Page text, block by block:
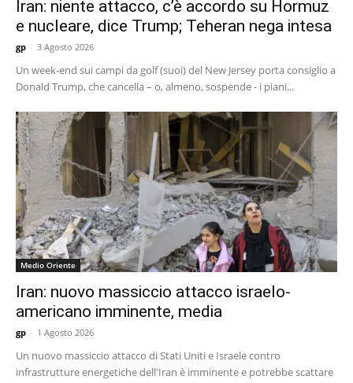
Iran: niente attacco, c’è accordo su Hormuz
e nucleare, dice Trump; Teheran nega intesa
gp - 3 Agosto 2026
Un week-end sui campi da golf (suoi) del New Jersey porta consiglio a
Donald Trump, che cancella – o, almeno, sospende - i piani...
Medio Oriente
Iran: nuovo massiccio attacco israelo-
americano imminente, media
gp - 1 Agosto 2026
Un nuovo massiccio attacco di Stati Uniti e Israele contro
infrastrutture energetiche dell'Iran è imminente e potrebbe scattare